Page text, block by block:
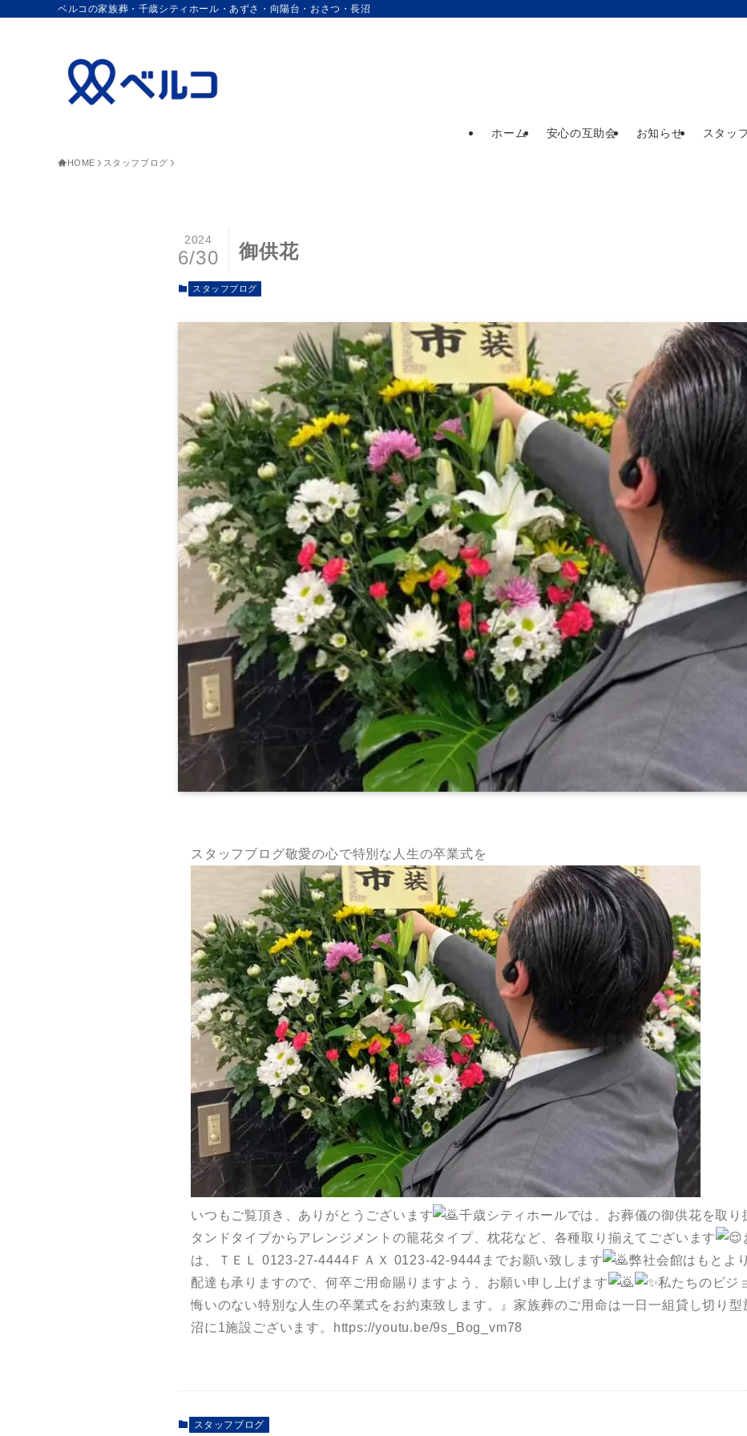
ベルコの家族葬・千歳シティホール・あずさ・向陽台・おさつ・長沼
ホーム 安心の互助会 お知らせ スタッ
HOME スタッフブログ
御供花
2024
6/30
スタッフブログ
スタッフブログ敬愛の心で特別な人生の卒業式を
いつもご覧頂き、ありがとうございます 千歳シティホールでは、お葬儀の御供花を取り
タンドタイプからアレンジメントの籠花タイプ、枕花など、各種取り揃えてございます
は、ＴＥＬ 0123-27-4444ＦＡＸ 0123-42-9444までお願い致します
弊社会館はもとよ
配達も承りますので、何卒ご用命賜りますよう、お願い申し上げます
私たちのビジ
悔いのない特別な人生の卒業式をお約束致します。』家族葬のご用命は一日一組貸し切り
沼に1施設ございます。https://youtu.be/9s_Bog_vm78
スタッフブログ